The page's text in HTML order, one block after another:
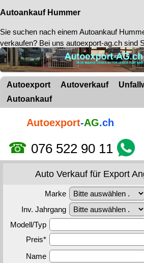
Autoankauf Hummer
Sie suchen nach einem Autoankauf
verkaufen? Bei uns autoexport-ag.ch sind